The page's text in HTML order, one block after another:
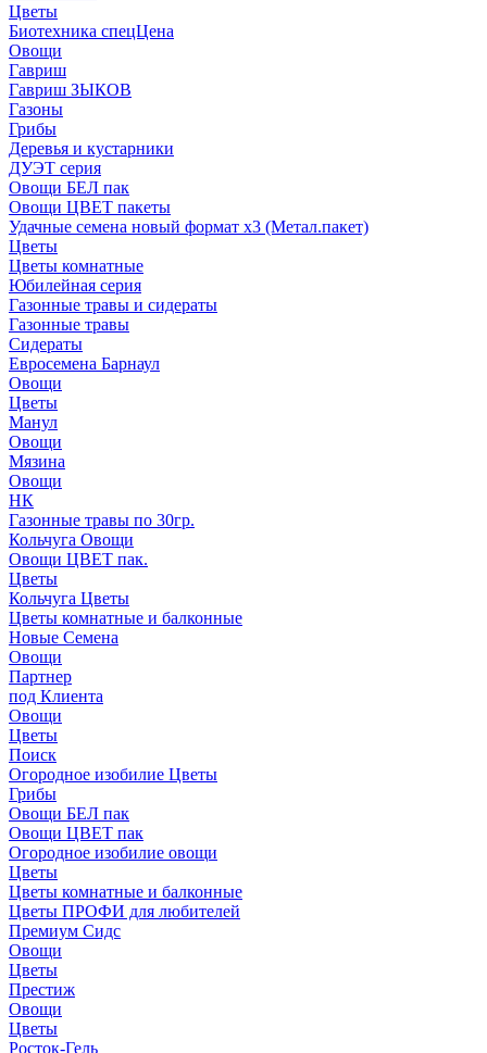
Цветы
Биотехника спецЦена
Овощи
Гавриш
Гавриш ЗЫКОВ
Газоны
Грибы
Деревья и кустарники
ДУЭТ серия
Овощи БЕЛ пак
Овощи ЦВЕТ пакеты
Удачные семена новый формат х3 (Метал.пакет)
Цветы
Цветы комнатные
Юбилейная серия
Газонные травы и сидераты
Газонные травы
Сидераты
Евросемена Барнаул
Овощи
Цветы
Манул
Овощи
Мязина
Овощи
НК
Газонные травы по 30гр.
Кольчуга Овощи
Овощи ЦВЕТ пак.
Цветы
Кольчуга Цветы
Цветы комнатные и балконные
Новые Семена
Овощи
Партнер
под Клиента
Овощи
Цветы
Поиск
Огородное изобилие Цветы
Грибы
Овощи БЕЛ пак
Овощи ЦВЕТ пак
Огородное изобилие овощи
Цветы
Цветы комнатные и балконные
Цветы ПРОФИ для любителей
Премиум Сидс
Овощи
Цветы
Престиж
Овощи
Цветы
Росток-Гель